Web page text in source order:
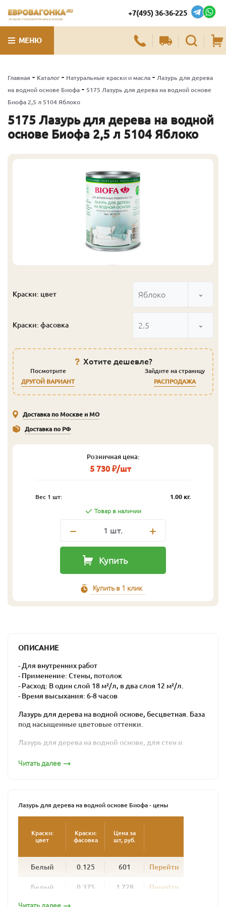
ЛУЧШИЕ ПИЛОМАТЕРИАЛЫ В МОСКВЕ
+7(495) 36-36-225
МЕНЮ
Главная - Каталог - Натуральные краски и масла - Лазурь для дерева
на водной основе Биофа - 5175 Лазурь для дерева на водной основе
Биофа 2,5 л 5104 Яблоко
5175 Лазурь для дерева на водной
основе Биофа 2,5 л 5104 Яблоко
Краски: цвет Яблоко
Краски: фасовка 2.5
Хотите дешевле?
Посмотрите
ДРУГОЙ ВАРИАНТ
Зайдите на страницу
РАСПРОДАЖА
Доставка по Москве и МО
Доставка по РФ
Розничная цена:
5 730 ₽/шт
Вес 1 шт: 1.00 кг.
Товар в наличии
1 шт.
Купить
Купить в 1 клик
ОПИСАНИЕ
- Для внутренних работ
- Применение: Стены, потолок
- Расход: В один слой 18 м²/л, в два слоя 12 м²/л.
- Время высыхания: 6-8 часов
Лазурь для дерева на водной основе, бесцветная. База
под насыщенные цветовые оттенки.
Лазурь для дерева на водной основе, для стен и
Соответствует нормам EN 71 , часть 3 (безопасность
Наносить кистью или валиком на синтетической
основе, для водных красок или лазурей. Лазурь
наносится равномерно, вдоль волокон, тонким слоем.
Лазурь для дерева на водной основе тщательно
синтетической основе, для водных красок или
Читать далее
Лазурь для дерева на водной основе Биофа - цены
Краски:
цвет
Краски:
фасовка
Цена за
шт, руб.
Белый 0.125 601 Перейти
Белый 0.375 1 728 Перейти
Читать далее